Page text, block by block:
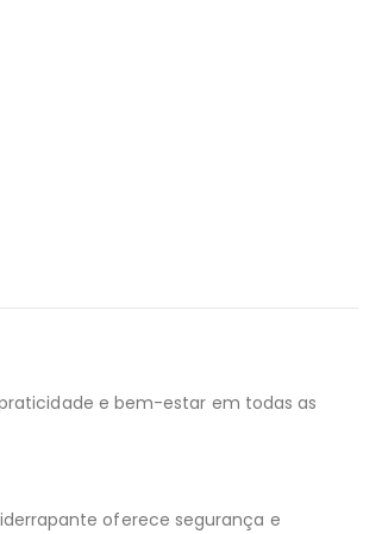
e bem-estar em todas as
oferece segurança e